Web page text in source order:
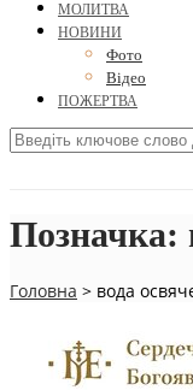
МОЛИТВА
НОВИНИ
Фото
Відео
ПОЖЕРТВА
Позначка:
Головна > вода